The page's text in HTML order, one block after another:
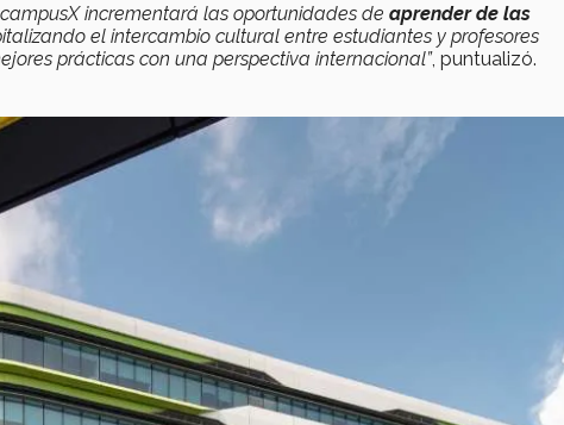
incrementará las oportunidades de aprender de las
el intercambio cultural entre estudiantes y profesores
prácticas con una perspectiva internacional”, puntualizó.